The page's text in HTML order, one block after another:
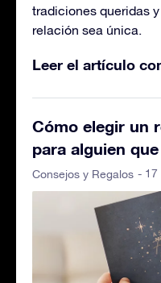
tradiciones queridas
relación sea única.
Leer el artículo
Cómo elegir un
para alguien
Consejos y Regalos - 17